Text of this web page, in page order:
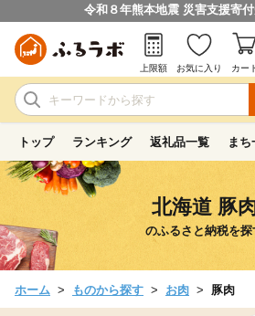
令和８年熊本地震 災害支援寄
上限額 お気に入り カー
トップ ランキング 返礼品一覧 まち
北海道 豚
のふるさと納税を探
ホーム ものから探す お肉 豚肉